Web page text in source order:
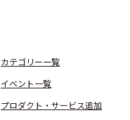
カテゴリー一覧
イベント一覧
プロダクト・サービス追加